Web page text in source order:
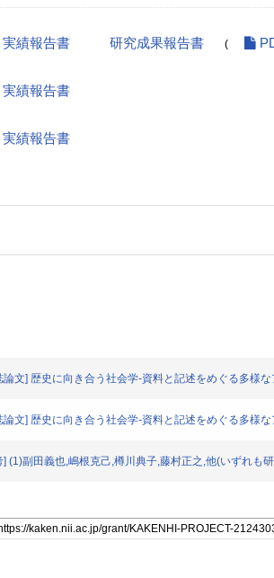
実績報告書 研究成果報告書 (
実績報告書
実績報告書
論文] 歴史に向き合う社会学-資料と記述をめぐる多様
論文] 歴史に向き合う社会学-資料と記述をめぐる多様
] (1)副田義也,嶋根克己,樽川典子,藤村正之,他(いずれ